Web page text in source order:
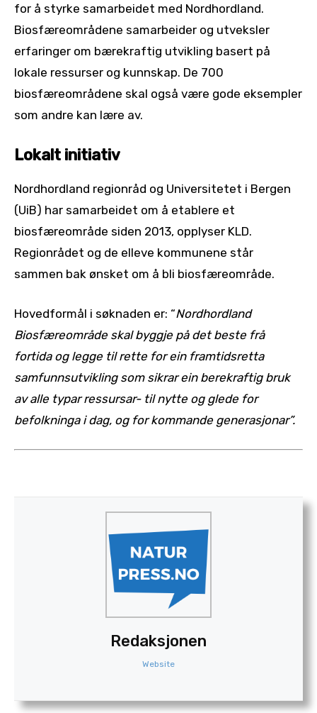
for å styrke samarbeidet med Nordhordland.
Biosfæreområdene samarbeider og utveksler
erfaringer om bærekraftig utvikling basert på
lokale ressurser og kunnskap. De 700
biosfæreområdene skal også være gode eksempler
som andre kan lære av.
Lokalt initiativ
Nordhordland regionråd og Universitetet i Bergen
(UiB) har samarbeidet om å etablere et
biosfæreområde siden 2013, opplyser KLD.
Regionrådet og de elleve kommunene står
sammen bak ønsket om å bli biosfæreområde.
Hovedformål i søknaden er: “Nordhordland
Biosfæreområde skal byggje på det beste frå
fortida og legge til rette for ein framtidsretta
samfunnsutvikling som sikrar ein berekraftig bruk
av alle typar ressursar- til nytte og glede for
befolkninga i dag, og for kommande generasjonar”.
Redaksjonen
Website